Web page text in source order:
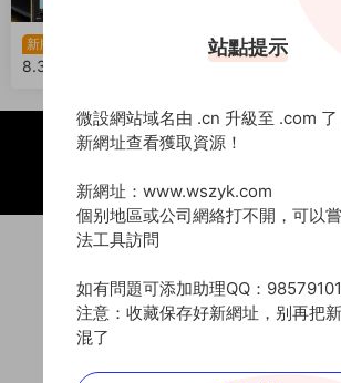
新版
PS全新Nik Collection
8.3.1 終極修複版插件套裝來
圖必備神器（260227）
Copyright © 2020 -
又拍雲
站點提示
微設網站域名由 .cn 升級至 .com
新網址查看獲取資源！
新網址：www.wszyk.com
個别地區或公司網絡打不開，可以
法工具訪問
如有問題可添加助理QQ：
注意：收藏保存好新網址，别再把
混了